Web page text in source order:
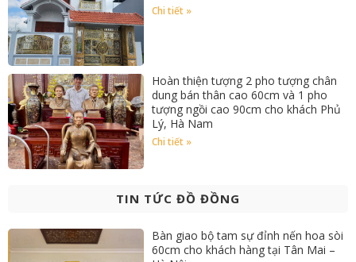
Chi tiết »
Hoàn thiện tượng 2 pho tượng chân
dung bán thân cao 60cm và 1 pho
tượng ngồi cao 90cm cho khách Phủ
Lý, Hà Nam
Chi tiết »
TIN TỨC ĐỒ ĐỒNG
Bàn giao bộ tam sự đỉnh nến hoa sòi
60cm cho khách hàng tại Tân Mai –